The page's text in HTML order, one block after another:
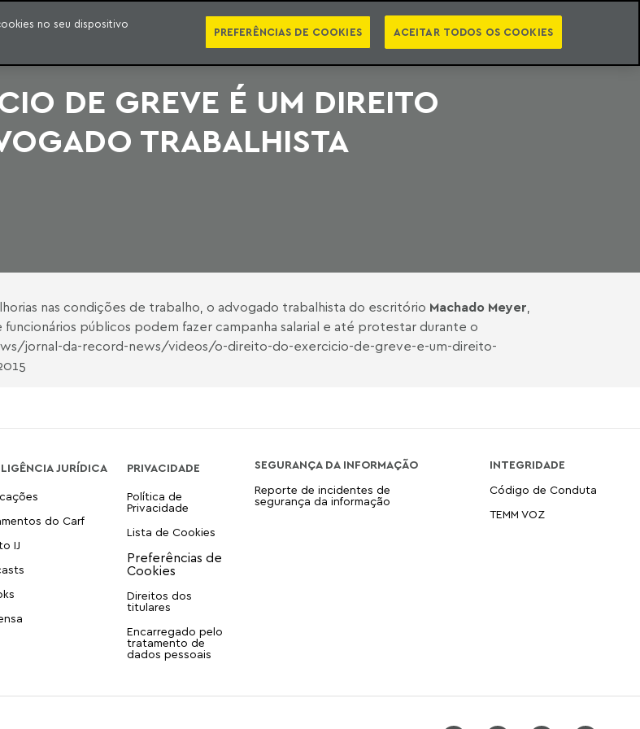
SÉRIES PUBLICAÇÕES EBOOKS PODCASTS NEWSLETTER VIDEOCASTS PT EN CATEGORIAS
DE GREVE É UM DIREITO
TRABALHISTA
nas condições de trabalho, o advogado trabalhista do escritório Machado Meyer,
funcionários públicos podem fazer campanha salarial e até protestar durante o
jornal-da-record-news/videos/o-direito-do-exercicio-de-greve-e-um-direito-
JURÍDICA
do Carf
IJ
PRIVACIDADE
Política de
Privacidade
Lista de Cookies
Direitos dos
titulares
Encarregado pelo
tratamento de
dados pessoais
SEGURANÇA DA INFORMAÇÃO
Reporte de incidentes de
segurança da informação
INTEGRIDADE
Código de Conduta
TEMM VOZ
no seu dispositivo
PREFERÊNCIAS DE COOKIES ACEITAR TODOS OS COOKIES